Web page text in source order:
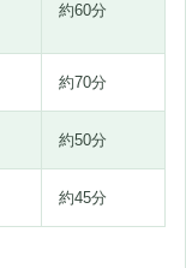
約60分
約70分
約50分
約45分